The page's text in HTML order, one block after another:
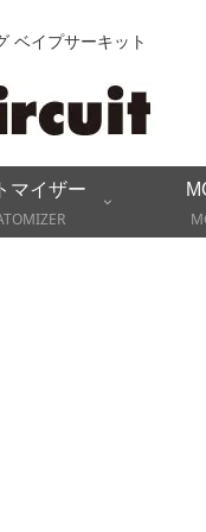
ベイプサーキット
マイザー